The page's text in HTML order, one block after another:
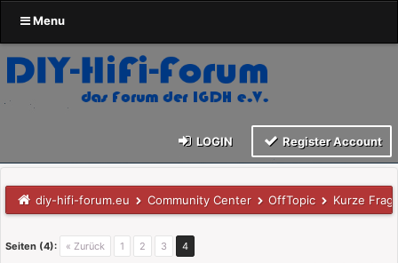
Menu
LOGIN Register Account
diy-hifi-forum.eu Community Center OffTopic Kurze
Seiten (4): « Zurück 1 2 3 4